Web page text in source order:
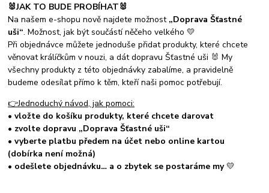
🐰JAK TO BUDE PROBÍHAT🐰
Na našem e-shopu nově najdete možnost „Doprava Šťastné
uši“. Možnost, jak být součástí něčeho velkého 💛
Při objednávce můžete jednoduše přidat produkty, které chcete
věnovat králíčkům v nouzi, a dát dopravu Šťastné uši 🐰 My
všechny produkty z této objednávky zabalíme, a pravidelně
budeme odesílat přímo k těm, kteří naši pomoc potřebují.
👉Jednoduchý návod, jak pomoci:
•vložte do košíku produkty, které chcete darovat
• zvolte dopravu „Doprava Šťastné uši“
• vyberte platbu předem na účet nebo online kartou
(dobírka není možná)
• odešlete objednávku… a o zbytek se postaráme my💛